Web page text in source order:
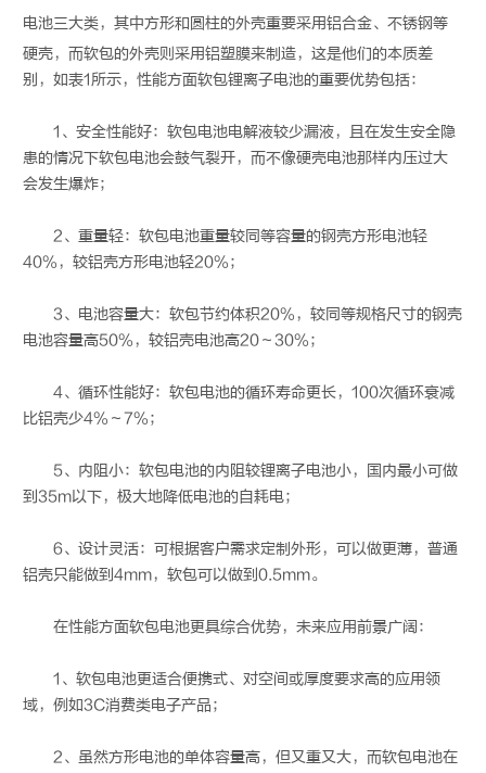
电池三大类，其中方形和圆柱的外壳重要采用铝合金、不锈钢等
硬壳，而软包的外壳则采用铝塑膜来制造，这是他们的本质差
别，如表1所示，性能方面软包锂离子电池的重要优势包括：
1、安全性能好：软包电池电解液较少漏液，且在发生安全隐
患的情况下软包电池会鼓气裂开，而不像硬壳电池那样内压过大
会发生爆炸；
2、重量轻：软包电池重量较同等容量的钢壳方形电池轻
40%，较铝壳方形电池轻20%；
3、电池容量大：软包节约体积20%，较同等规格尺寸的钢壳
电池容量高50%，较铝壳电池高20～30%；
4、循环性能好：软包电池的循环寿命更长，100次循环衰减
比铝壳少4%～7%；
5、内阻小：软包电池的内阻较锂离子电池小，国内最小可做
到35m以下，极大地降低电池的自耗电；
6、设计灵活：可根据客户需求定制外形，可以做更薄，普通
铝壳只能做到4mm，软包可以做到0.5mm。
在性能方面软包电池更具综合优势，未来应用前景广阔：
1、软包电池更适合便携式、对空间或厚度要求高的应用领
域，例如3C消费类电子产品；
2、虽然方形电池的单体容量高，但又重又大，而软包电池在